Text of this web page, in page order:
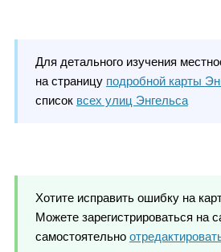
Для детального изучения
на страницу подробной карты
список всех улиц Энгельса
Хотите исправить ошибку на
Можете зарегистрироваться на
самостоятельно